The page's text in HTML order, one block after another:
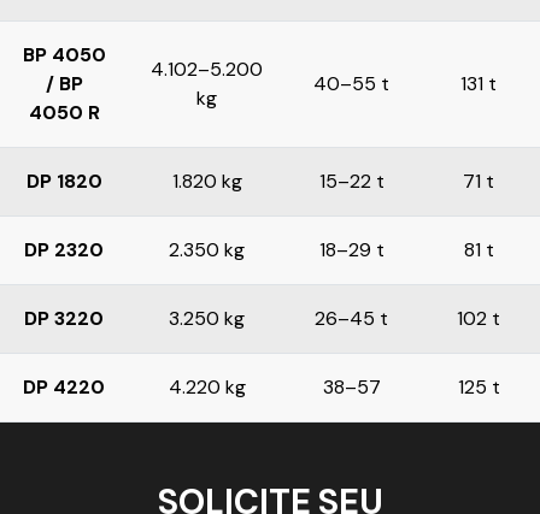
BP 4050
/ BP
4050 R
4.102–5.200
kg
40–55 t 131 t
DP 1820 1.820 kg 15–22 t 71 t
DP 2320 2.350 kg 18–29 t 81 t
DP 3220 3.250 kg 26–45 t 102 t
DP 4220 4.220 kg 38–57 125 t
SOLICITE SEU